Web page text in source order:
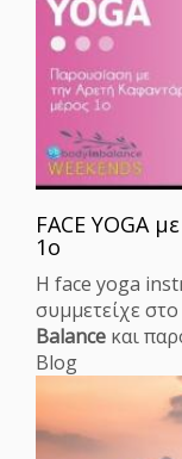
FACE YOGA
1ο
Η face yoga
συμμετείχε στο
Balance και
Blog